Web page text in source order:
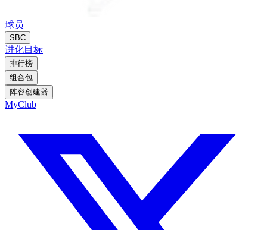
球员
SBC
进化目标
排行榜
组合包
阵容创建器
MyClub